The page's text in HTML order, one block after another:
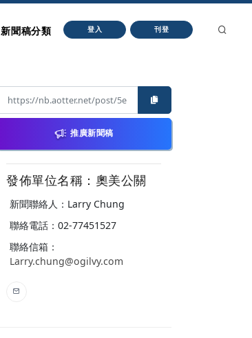
新聞稿分類 登入 刊登
推廣新聞稿
發佈單位名稱：奧美公關
新聞聯絡人：Larry Chung
聯絡電話：02-77451527
聯絡信箱：
Larry.chung@ogilvy.com